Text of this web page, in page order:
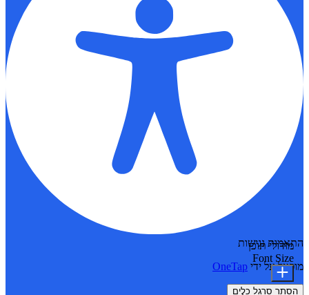
התאמות נגישות
מופעל על ידי OneTap
הסתר סרגל כלים
מודולי תוכן
Font Size